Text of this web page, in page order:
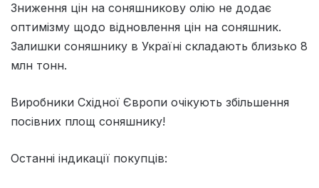
Зниження цін на соняшникову олію не додає
оптимізму щодо відновлення цін на соняшник.
Залишки соняшнику в Україні складають близько 8
млн тонн.
Виробники Східної Європи очікують збільшення
посівних площ соняшнику!
Останні індикації покупців: